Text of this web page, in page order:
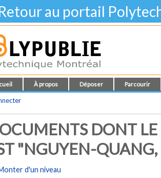
au portail
À propos Déposer Parcourir
DONT
"NGUYEN-
d'un niveau